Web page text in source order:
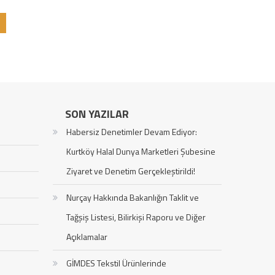
SON YAZILAR
Habersiz Denetimler Devam Ediyor:
Kurtköy Halal Dunya Marketleri Şubesine
Ziyaret ve Denetim Gerçekleştirildi!
Nurçay Hakkında Bakanlığın Taklit ve
Tağşiş Listesi, Bilirkişi Raporu ve Diğer
Açıklamalar
GİMDES Tekstil Ürünlerinde